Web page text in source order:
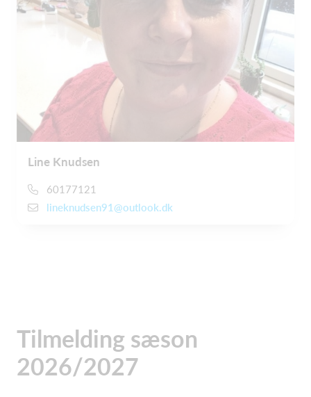
Line Knudsen
60177121
lineknudsen91@outlook.dk
Tilmelding sæson
2026/2027